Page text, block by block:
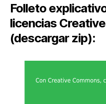
Folleto
licencias
(descargar zip):